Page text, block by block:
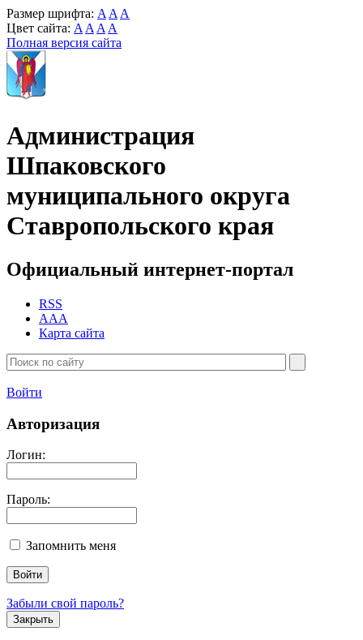
Размер шрифта: A A A
Цвет сайта: A A A A
Полная версия сайта
Администрация
Шпаковского
муниципального округа
Ставропольского края
Официальный интернет-портал
RSS
AAA
Карта сайта
Войти
Авторизация
Логин:
Пароль:
Запомнить меня
Забыли свой пароль?
Закрыть